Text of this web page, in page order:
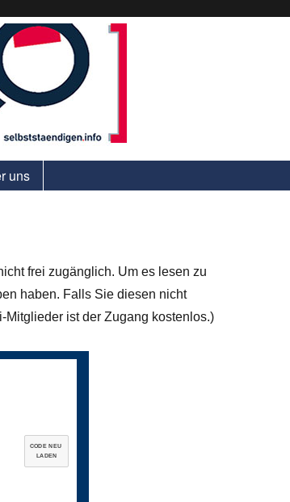
uns
frei zugänglich. Um es lesen zu
haben. Falls Sie diesen nicht
Mitglieder ist der Zugang kostenlos.)
CODE NEU
LADEN